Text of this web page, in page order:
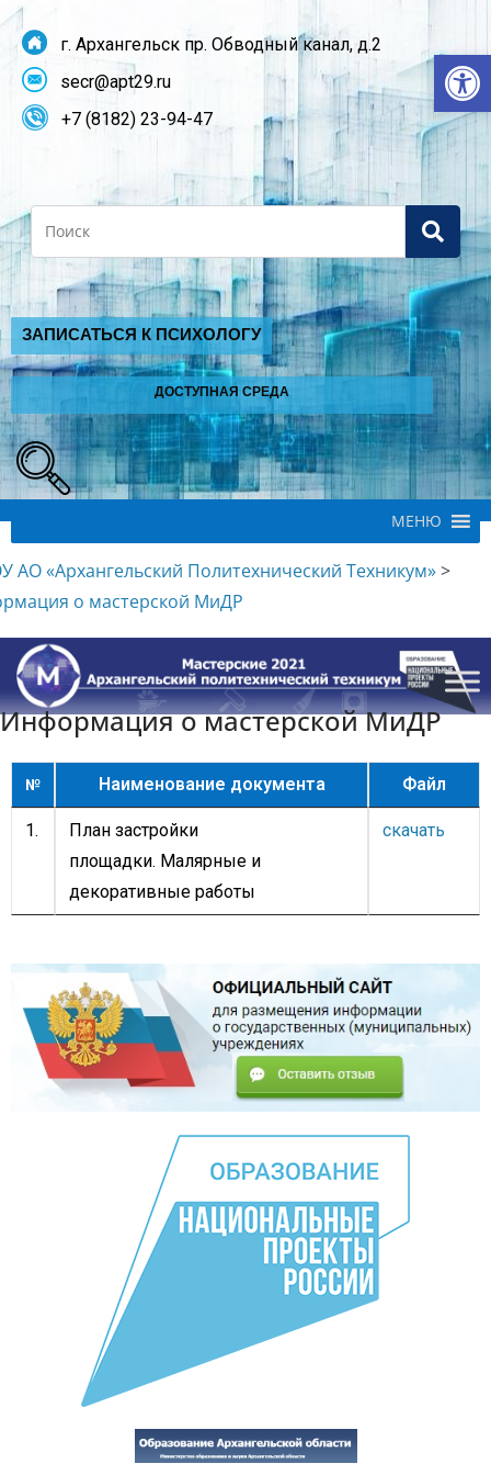
г. Архангельск пр. Обводный канал, д.2
secr@apt29.ru
+7 (8182) 23-94-47
Search
ЗАПИСАТЬСЯ К ПСИХОЛОГУ
ДОСТУПНАЯ СРЕДА
МЕНЮ
АО «Архангельский Политехнический Техникум»>
о мастерской МиДР
Информация о мастерской МиДР
№ Наименование документа Файл
1.
План застройки
площадки. Малярные и
декоративные работы
скачать